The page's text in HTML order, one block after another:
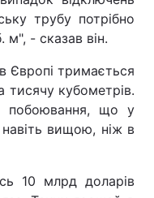
трубу потрібно
м", - сказав він.
Європі тримається
тисячу кубометрів.
побоювання, що у
навіть вищою, ніж в
10 млрд доларів